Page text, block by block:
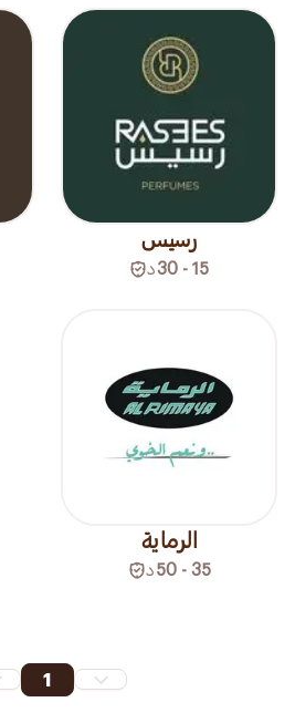
رسيس
15 - 30 د
الرماية
35 - 50 د
1